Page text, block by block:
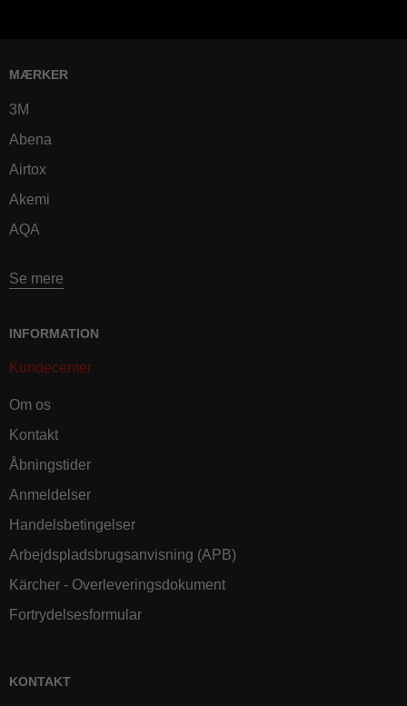
MÆRKER
3M
Abena
Airtox
Akemi
AQA
Se mere
INFORMATION
Kundecenter
Om os
Kontakt
Åbningstider
Anmeldelser
Handelsbetingelser
Arbejdspladsbrugsanvisning (APB)
Kärcher - Overleveringsdokument
Fortrydelsesformular
KONTAKT